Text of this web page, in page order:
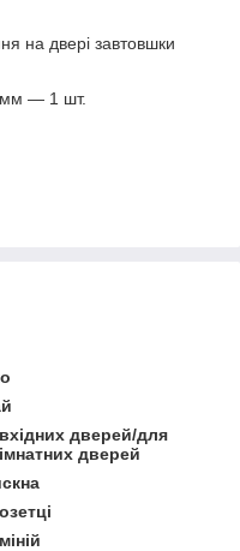
на двері завтовшки
мм — 1 шт.
дверей/для
дверей